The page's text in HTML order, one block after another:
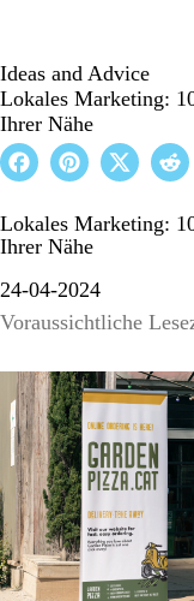
Ideas and Advice
Lokales Marketing:
Ihrer Nähe
Lokales Marketing:
Ihrer Nähe
24-04-2024
Voraussichtliche